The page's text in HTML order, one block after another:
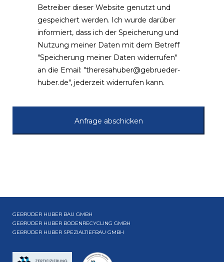
Betreiber dieser Website genutzt und
gespeichert werden. Ich wurde darüber
informiert, dass ich der Speicherung und
Nutzung meiner Daten mit dem Betreff
"Speicherung meiner Daten widerrufen"
an die Email: "theresahuber@gebrueder-
huber.de", jederzeit widerrufen kann.
GEBRÜDER HUBER BAU GMBH
GEBRÜDER HUBER BODENRECYCLING GMBH
GEBRÜDER HUBER SPEZIALTIEFBAU GMBH